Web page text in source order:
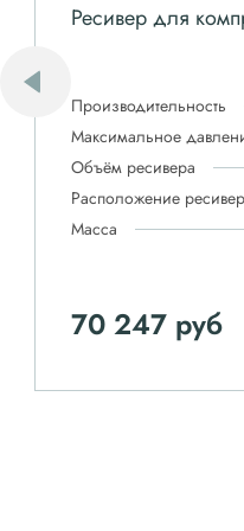
Ресивер для
Производительность
Максимальное
Объём ресивера
Расположение
Масса
70 247 руб